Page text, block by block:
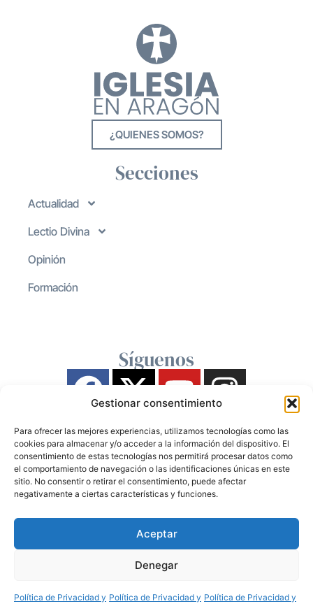
Gestionar consentimiento
Para ofrecer las mejores experiencias, utilizamos tecnologías como las
cookies para almacenar y/o acceder a la información del dispositivo. El
consentimiento de estas tecnologías nos permitirá procesar datos como
el comportamiento de navegación o las identificaciones únicas en este
sitio. No consentir o retirar el consentimiento, puede afectar
negativamente a ciertas características y funciones.
Aceptar
Denegar
Política de Privacidad y Política de Privacidad y Política de Privacidad y
¿QUIENES SOMOS?
Secciones
Actualidad
Lectio Divina
Opinión
Formación
Síguenos